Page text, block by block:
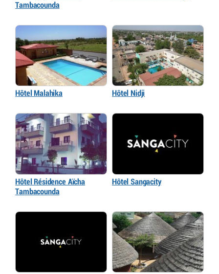
Tambacounda
Hôtel Malahika Hôtel Nidji
Hôtel Résidence Aïcha
Tambacounda
Hôtel Sangacity